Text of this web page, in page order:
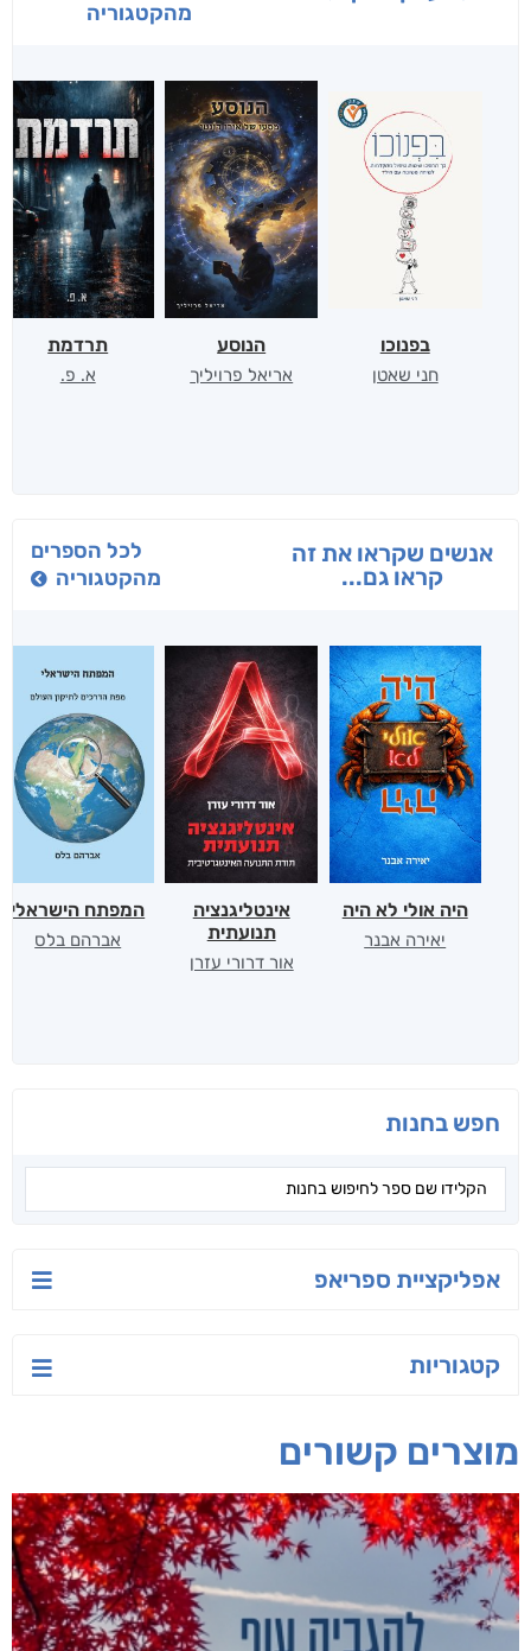
חפש בחנות
אפליקציית ספריאפ
קטגוריות
מהקטגוריה
בפנוכו
חני שאטן
הנוסע
אריאל פרויליך
תרדמת
א. פ.
אנשים שקראו את זה
קראו גם...
לכל הספרים
מהקטגוריה
היה אולי לא היה
יאירה אבנר
אינטליגנציה
תנועתית
אור דרורי עזרן
המפתח הישראלי
אברהם בלס
מוצרים קשורים